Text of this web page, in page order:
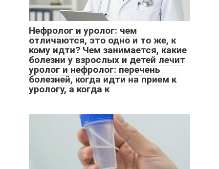
Нефролог и уролог: чем
отличаются, это одно и то же, к
кому идти? Чем занимается, какие
болезни у взрослых и детей лечит
уролог и нефролог: перечень
болезней, когда идти на прием к
урологу, а когда к